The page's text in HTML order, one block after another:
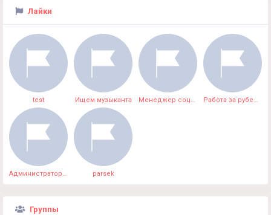
Лайки
test Ищем музыканта Менеджер социального проекта. Работа за рубежом без опыта и знания языка
Администратор медицинского центра parsek
Группы